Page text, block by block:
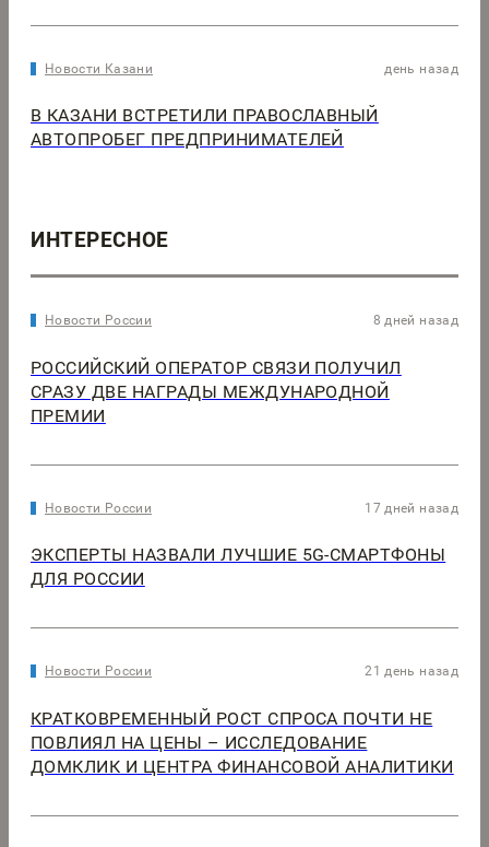
Новости Казани день назад
В КАЗАНИ ВСТРЕТИЛИ ПРАВОСЛАВНЫЙ
АВТОПРОБЕГ ПРЕДПРИНИМАТЕЛЕЙ
ИНТЕРЕСНОЕ
Новости России 8 дней назад
РОССИЙСКИЙ ОПЕРАТОР СВЯЗИ ПОЛУЧИЛ
СРАЗУ ДВЕ НАГРАДЫ МЕЖДУНАРОДНОЙ
ПРЕМИИ
Новости России 17 дней назад
ЭКСПЕРТЫ НАЗВАЛИ ЛУЧШИЕ 5G-СМАРТФОНЫ
ДЛЯ РОССИИ
Новости России 21 день назад
КРАТКОВРЕМЕННЫЙ РОСТ СПРОСА ПОЧТИ НЕ
ПОВЛИЯЛ НА ЦЕНЫ – ИССЛЕДОВАНИЕ
ДОМКЛИК И ЦЕНТРА ФИНАНСОВОЙ АНАЛИТИКИ